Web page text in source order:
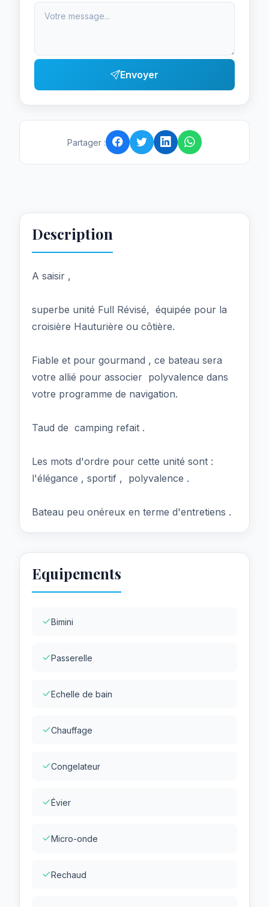
Envoyer
Partager :
Description
A saisir ,
superbe unité Full Révisé, équipée pour la
croisière Hauturière ou côtière.
Fiable et pour gourmand , ce bateau sera
votre allié pour associer polyvalence dans
votre programme de navigation.
Taud de camping refait .
Les mots d'ordre pour cette unité sont :
l'élégance , sportif , polyvalence .
Bateau peu onéreux en terme d'entretiens .
Equipements
Bimini
Passerelle
Echelle de bain
Chauffage
Congelateur
Évier
Micro-onde
Rechaud